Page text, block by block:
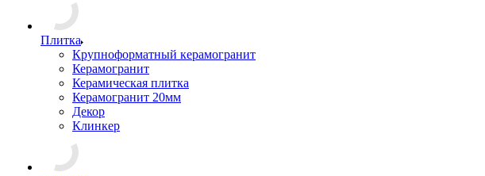
Плитка
Крупноформатный керамогранит
Керамогранит
Керамическая плитка
Керамогранит 20мм
Декор
Клинкер